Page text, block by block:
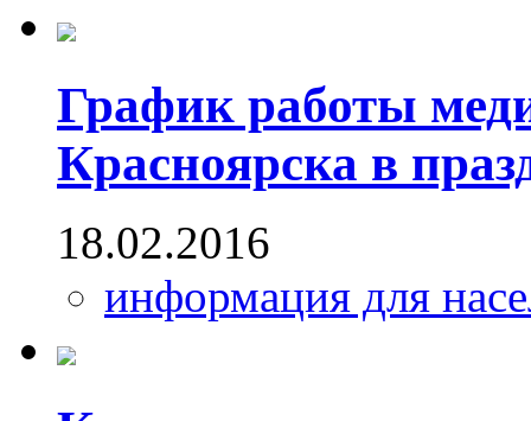
График работы
Красноярска в
18.02.2016
информация для